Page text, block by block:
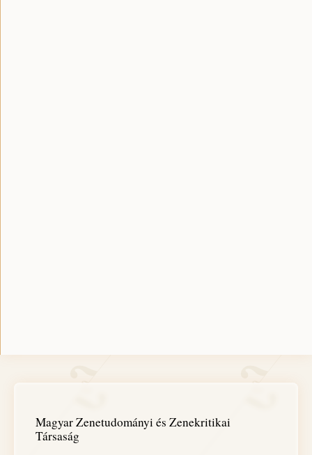
Magyar Zenetudományi és Zenekritikai
Társaság